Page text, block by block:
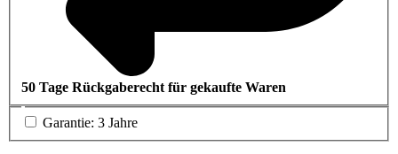
50 Tage Rückgaberecht für gekaufte Waren
Garantie: 3 Jahre